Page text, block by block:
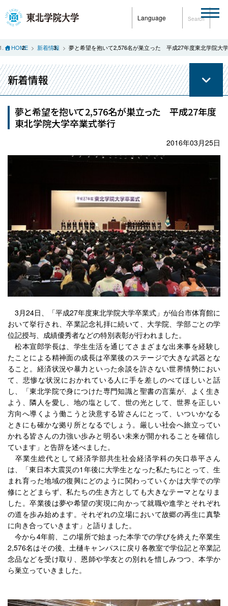
Language Search
HOME 新着情報 夢と希望を抱いて2,576名が巣立った 平成27年度東北学院大
新着情報
夢と希望を抱いて2,576名が巣立った 平成27年度
東北学院大学卒業式挙行
2016年03月25日
3月24日、「平成27年度東北学院大学卒業式」が仙台市体育館に
おいて挙行され、卒業記念礼拝に続いて、大学院、学部ごとの学
位記授与、成績優秀者などの特別表彰が行われました。
松本宣郎学長は、学生生活を通じてさまざまな出来事を経験し
たことによる精神面の成長は卒業後のステージで大きな武器とな
ること。経済状況や暴力といった余談を許さない世界情勢におい
て、悲惨な状況におかれている人に手を差しのべてほしいと話
し、「東北学院で身につけた専門知識と聖書の言葉が、よく生き
よう、隣人を愛し、地の塩として、世の光として、世界を正しい
方向へ導くよう働こうと決意する皆さんにとって、いついかなる
ときにも確かな拠り所となるでしょう。厳しい社会へ旅立ってい
かれる皆さんの力強い歩みと明るい未来が開かれることを確信し
ています」と告辞を述べました。
卒業生総代として経済学部共生社会経済学科の矢口恭平さん
は、「東日本大震災の1年後に大学生となった私たちにとって、生
まれ育った地域の復興にどのように関わっていくかは大学での学
修にとどまらず、私たちの生き方としても大きなテーマとなりま
した。卒業後は夢や希望の実現に向かって就職や進学とそれぞれ
の道を歩み始めます。それぞれの立場において故郷の再生に真摯
に向き合っていきます」と語りました。
今から4年前、この場所で始まった本学での学びを終えた卒業生
2,576名はその後、土樋キャンパスに戻り各教室で学位記と卒業記
念品などを受け取り、恩師や学友との別れを惜しみつつ、本学か
ら巣立っていきました。